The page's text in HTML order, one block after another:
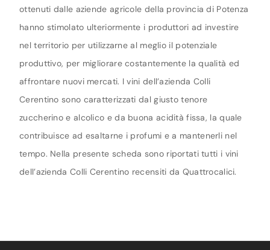
ottenuti dalle aziende agricole della provincia di Potenza
hanno stimolato ulteriormente i produttori ad investire
nel territorio per utilizzarne al meglio il potenziale
produttivo, per migliorare costantemente la qualità ed
affrontare nuovi mercati. I vini dell’azienda Colli
Cerentino sono caratterizzati dal giusto tenore
zuccherino e alcolico e da buona acidità fissa, la quale
contribuisce ad esaltarne i profumi e a mantenerli nel
tempo. Nella presente scheda sono riportati tutti i vini
dell’azienda Colli Cerentino recensiti da Quattrocalici.